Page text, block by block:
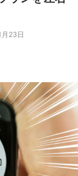
23日